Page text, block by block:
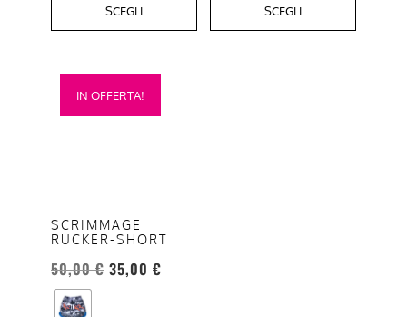
SCEGLI SCEGLI
IN OFFERTA!
SCRIMMAGE
RUCKER-SHORT
50,00€ 35,00 €
Questo
prodotto
opzioni
possono
essere
scelte
nella